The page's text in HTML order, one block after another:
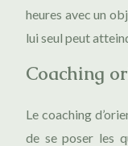
heures avec un
lui seul peut
Coaching
Le coaching
de se poser les